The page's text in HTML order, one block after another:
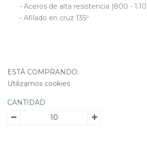
- Aceros de alta resistencia (800 -
- Afilado en cruz 135º
ESTÁ COMPRANDO:
Utilizamos cookies
CANTIDAD